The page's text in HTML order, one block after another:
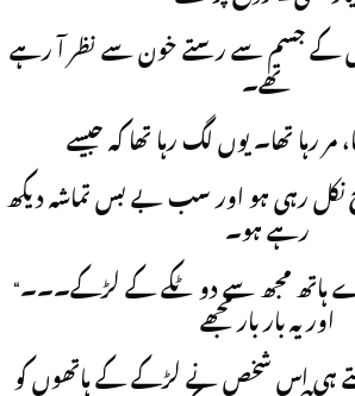
کے جسم سے رستے خون سے نظر آ رہے
تھے۔
مر رہا تھا۔ یوں لگ رہا تھا کہ جیسے
رہی ہو اور سب بے بس تماشہ دیکھ
رہے ہو۔
“پچھے کرو اپنے یہ گندے ہاتھ مجھ سے دو ٹکے کے لڑکے۔۔۔
اور یہ بار بار مجھے
ہی اس شخص نے لڑکے کے ہاتھوں کو